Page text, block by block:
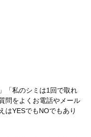
「私のシミは1回で取れ
問をよくお電話やメール
はYESでもNOでもあり